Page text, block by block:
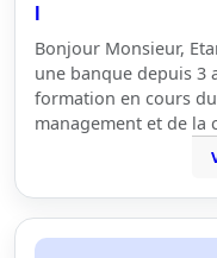
l
Bonjour Monsieur,
une banque depuis 3
formation en cours
management et de la